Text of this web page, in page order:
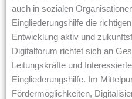
auch in sozialen
Eingliederungshilfe die
Entwicklung aktiv und
Digitalforum richtet sich an
Leitungskräfte und
Eingliederungshilfe. Im
Fördermöglichkeiten,